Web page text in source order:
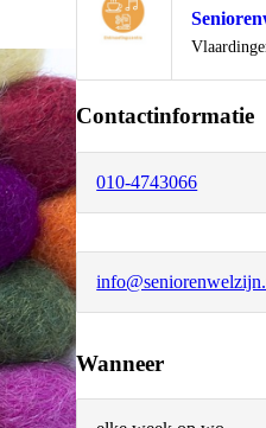
Locatie
Contactinformatie
010-4743066
Wanneer